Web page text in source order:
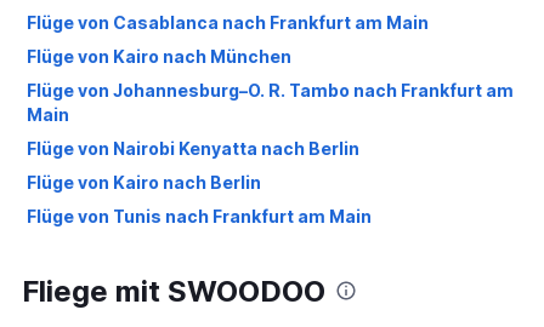
Flüge von Casablanca nach Frankfurt am Main
Flüge von Kairo nach München
Flüge von Johannesburg–O. R. Tambo nach Frankfurt am
Main
Flüge von Nairobi Kenyatta nach Berlin
Flüge von Kairo nach Berlin
Flüge von Tunis nach Frankfurt am Main
Flüge von Tunis nach Düsseldorf
Fliege mit SWOODOO